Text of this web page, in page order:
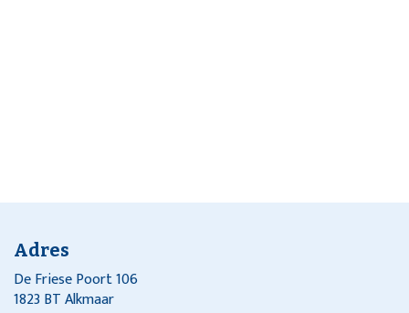
Adres
De Friese Poort 106
1823 BT Alkmaar